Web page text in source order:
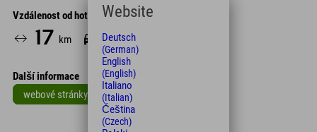
Vzdálenost od hotelu
17 km 20
Další informace
webové stránky
Leaflet
Website
Deutsch
(German)
English
(English)
Italiano
(Italian)
Čeština
(Czech)